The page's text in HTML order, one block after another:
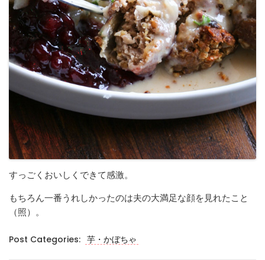
すっごくおいしくできて感激。
もちろん一番うれしかったのは夫の大満足な顔を見れたこと
（照）。
Post Categories: 芋・かぼちゃ